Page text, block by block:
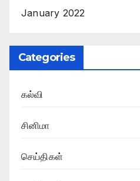
January 2022
Categories
கல்வி
சினிமா
செய்திகள்